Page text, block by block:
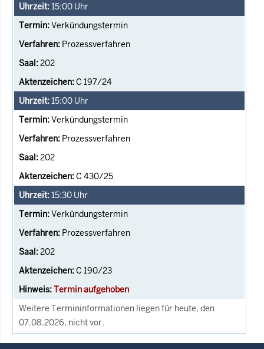
15:00 Uhr
Verkündungstermin
Prozessverfahren
202
C 197/24
15:00 Uhr
Verkündungstermin
Prozessverfahren
202
C 430/25
15:30 Uhr
Verkündungstermin
Prozessverfahren
202
C 190/23
Termin aufgehoben
Weitere Termininformationen liegen für heute, den
07.08.2026, nicht vor.